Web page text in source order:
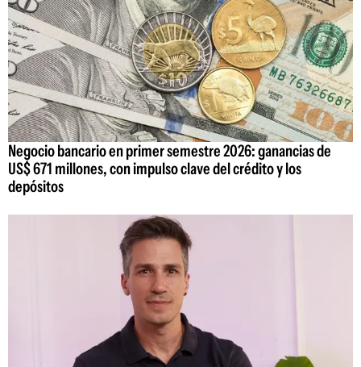
Negocio bancario en primer semestre 2026: ganancias de
US$ 671 millones, con impulso clave del crédito y los
depósitos